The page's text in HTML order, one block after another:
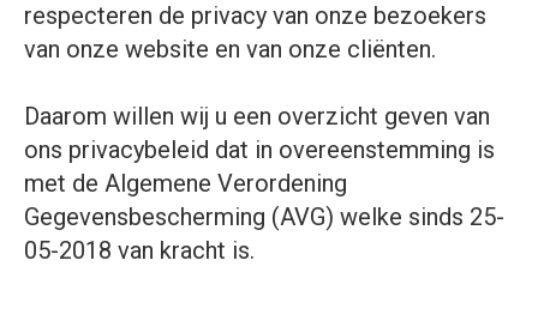
respecteren de privacy van onze bezoekers
van onze website en van onze cliënten.
Daarom willen wij u een overzicht geven van
ons privacybeleid dat in overeenstemming is
met de Algemene Verordening
Gegevensbescherming (AVG) welke sinds 25-
05-2018 van kracht is.